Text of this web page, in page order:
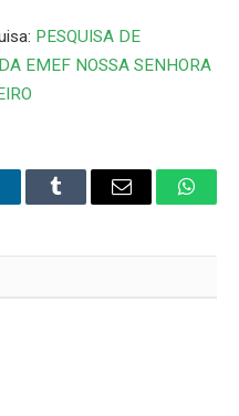
PESQUISA DE
EMEF NOSSA SENHORA
Tumblr Email